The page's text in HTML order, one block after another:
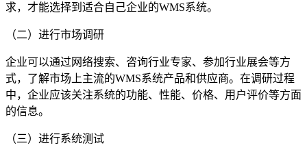
求，才能选择到适合自己企业的WMS系统。
（二）进行市场调研
企业可以通过网络搜索、咨询行业专家、参加行业展会等方
式，了解市场上主流的WMS系统产品和供应商。在调研过程
中，企业应该关注系统的功能、性能、价格、用户评价等方面
的信息。
（三）进行系统测试